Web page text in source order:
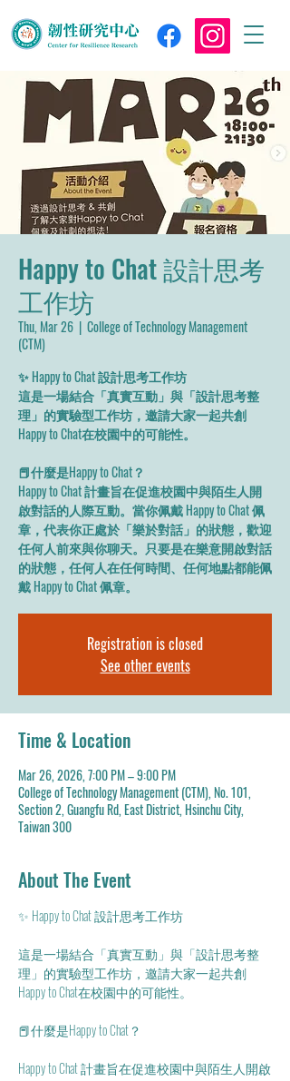
Happy to Chat 設計思考
工作坊
Thu, Mar 26
  |
College of Technology Management
(CTM)
✨ Happy to Chat 設計思考工作坊
這是一場結合「真實互動」與「設計思考整
理」的實驗型工作坊，邀請大家一起共創
Happy to Chat在校園中的可能性。
📕什麼是Happy to Chat？
Happy to Chat 計畫旨在促進校園中與陌生人開
啟對話的人際互動。當你佩戴 Happy to Chat 佩
章，代表你正處於「樂於對話」的狀態，歡迎
任何人前來與你聊天。只要是在樂意開啟對話
的狀態，任何人在任何時間、任何地點都能佩
戴 Happy to Chat 佩章。
Registration is closed
See other events
Time & Location
Mar 26, 2026, 7:00 PM – 9:00 PM
College of Technology Management (CTM), No. 101,
Section 2, Guangfu Rd, East District, Hsinchu City,
Taiwan 300
About The Event
✨ Happy to Chat 設計思考工作坊
這是一場結合「真實互動」與「設計思考整
理」的實驗型工作坊，邀請大家一起共創
Happy to Chat在校園中的可能性。
📕什麼是Happy to Chat？
Happy to Chat 計畫旨在促進校園中與陌生人開啟